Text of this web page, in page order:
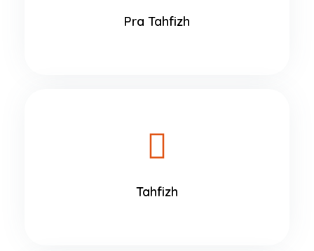
Pra Tahfizh
Tahfizh